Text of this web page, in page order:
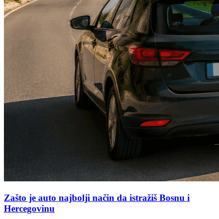
Zašto je auto najbolji način da istražiš Bosnu i
Hercegovinu